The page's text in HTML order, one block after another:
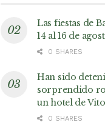
Las fiestas de
14 al 16 de
0 SHARES
Han sido
sorprendido
un hotel de
0 SHARES